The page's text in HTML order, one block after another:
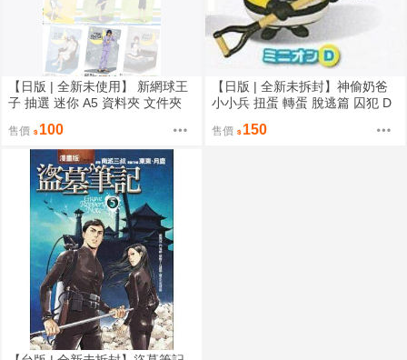
【日版 | 全新未使用】 新網球王
子 抽選 迷你 A5 資料夾 文件夾
售價 100
【日版 | 全新未拆封】神偷奶爸
小小兵 扭蛋 轉蛋 脫逃篇 囚犯 D
售價 150